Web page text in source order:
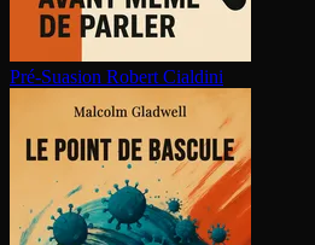
Pré-Suasion Robert Cialdini